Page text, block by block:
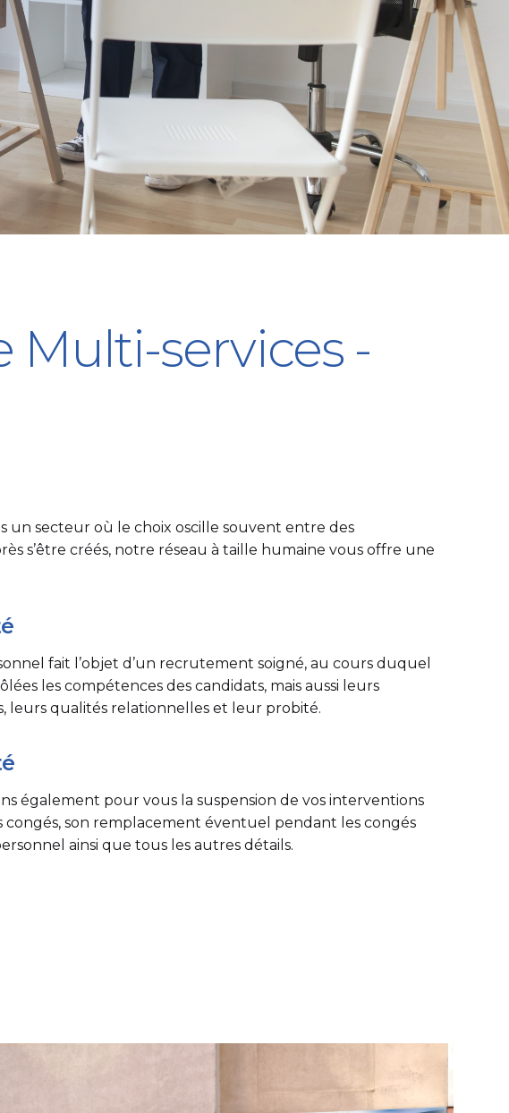
Multi-services -
un secteur où le choix oscille souvent entre des
s’être créés, notre réseau à taille humaine vous offre une
fait l’objet d’un recrutement soigné, au cours duquel
les compétences des candidats, mais aussi leurs
leurs qualités relationnelles et leur probité.
également pour vous la suspension de vos interventions
congés, son remplacement éventuel pendant les congés
ainsi que tous les autres détails.